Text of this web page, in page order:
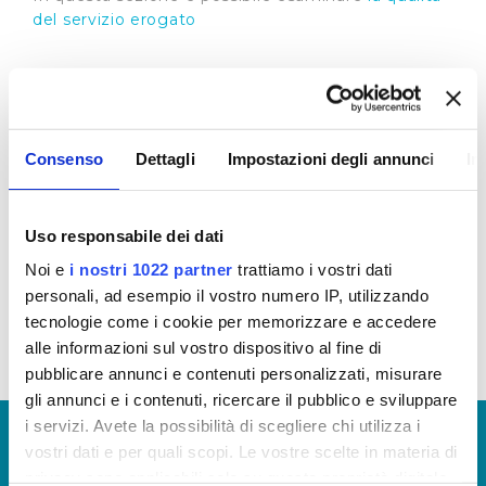
Consenso Dettagli Impostazioni degli annunci
Uso responsabile dei dati
Noi e i nostri 1022 partner trattiamo i vostri dati
personali, ad esempio il vostro numero IP, utilizzando
tecnologie come i cookie per memorizzare e accedere
alle informazioni sul vostro dispositivo al fine di
pubblicare annunci e contenuti personalizzati, misurare
gli annunci e i contenuti, ricercare il pubblico e sviluppare
i servizi. Avete la possibilità di scegliere chi utilizza i
vostri dati e per quali scopi. Le vostre scelte in materia di
del servizio erogato
desideri che il cittadino esprime sul servizio idrico
integrato ed in base a questi orienta le proprie
il servizio.
Scarica le ultime Customer disponibili (visualizza
documentazione)
© Copyright 2017 - 2026
GLOSSARIO